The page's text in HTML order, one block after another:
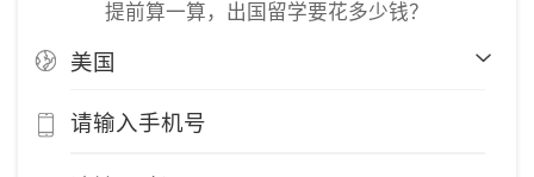
提前算一算，出国留学要花多少钱？